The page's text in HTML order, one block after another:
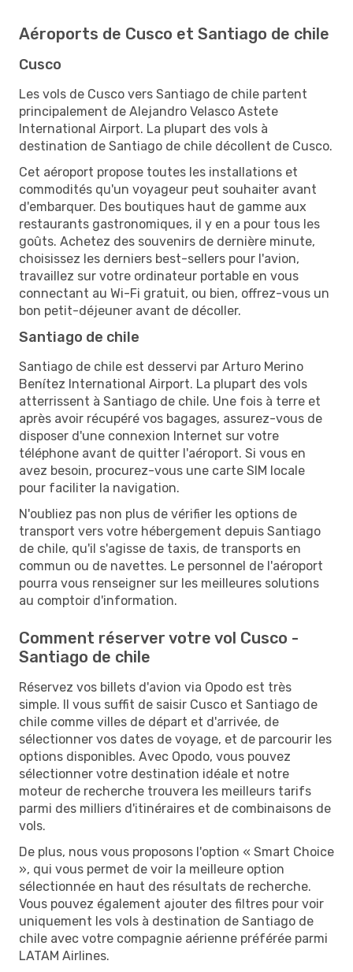
Aéroports de Cusco et Santiago de chile
Cusco
Les vols de Cusco vers Santiago de chile partent
principalement de Alejandro Velasco Astete
International Airport. La plupart des vols à
destination de Santiago de chile décollent de Cusco.
Cet aéroport propose toutes les installations et
commodités qu'un voyageur peut souhaiter avant
d'embarquer. Des boutiques haut de gamme aux
restaurants gastronomiques, il y en a pour tous les
goûts. Achetez des souvenirs de dernière minute,
choisissez les derniers best-sellers pour l'avion,
travaillez sur votre ordinateur portable en vous
connectant au Wi-Fi gratuit, ou bien, offrez-vous un
bon petit-déjeuner avant de décoller.
Santiago de chile
Santiago de chile est desservi par Arturo Merino
Benítez International Airport. La plupart des vols
atterrissent à Santiago de chile. Une fois à terre et
après avoir récupéré vos bagages, assurez-vous de
disposer d'une connexion Internet sur votre
téléphone avant de quitter l'aéroport. Si vous en
avez besoin, procurez-vous une carte SIM locale
pour faciliter la navigation.
N'oubliez pas non plus de vérifier les options de
transport vers votre hébergement depuis Santiago
de chile, qu'il s'agisse de taxis, de transports en
commun ou de navettes. Le personnel de l'aéroport
pourra vous renseigner sur les meilleures solutions
au comptoir d'information.
Comment réserver votre vol Cusco -
Santiago de chile
Réservez vos billets d'avion via Opodo est très
simple. Il vous suffit de saisir Cusco et Santiago de
chile comme villes de départ et d'arrivée, de
sélectionner vos dates de voyage, et de parcourir les
options disponibles. Avec Opodo, vous pouvez
sélectionner votre destination idéale et notre
moteur de recherche trouvera les meilleurs tarifs
parmi des milliers d'itinéraires et de combinaisons de
vols.
De plus, nous vous proposons l'option « Smart Choice
», qui vous permet de voir la meilleure option
sélectionnée en haut des résultats de recherche.
Vous pouvez également ajouter des filtres pour voir
uniquement les vols à destination de Santiago de
chile avec votre compagnie aérienne préférée parmi
LATAM Airlines.